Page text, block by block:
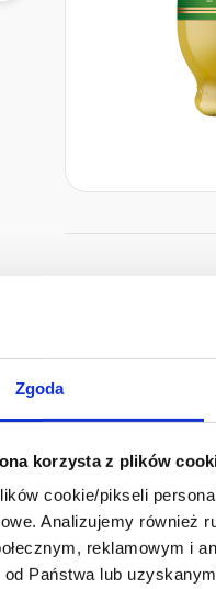
Zgoda
korzysta z plików
cookie/pikseli
Analizujemy również
reklamowym i
Państwa lub